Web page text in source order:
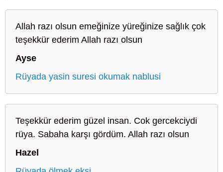
Allah razı olsun emeğinize yüreğinize sağlık çok
teşekkür ederim Allah razı olsun
Ayse
Rüyada yasin suresi okumak nablusi
Teşekkür ederim güzel insan. Cok gercekciydi
rüya. Sabaha karşı gördüm. Allah razı olsun
Hazel